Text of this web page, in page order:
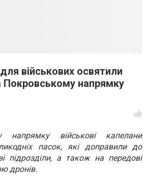
військових освятили
Покровському напрямку
напрямку військові капелани
пасок, які доправили до
підрозділи, а також на передові
дронів.